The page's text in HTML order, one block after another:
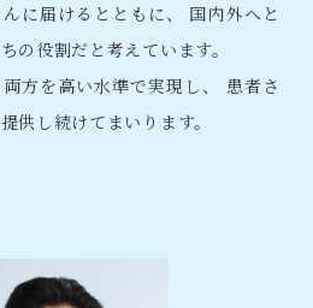
に届けるとともに、
の役割だと考えています。
方を高い水準で実現し、
供し続けてまいります。